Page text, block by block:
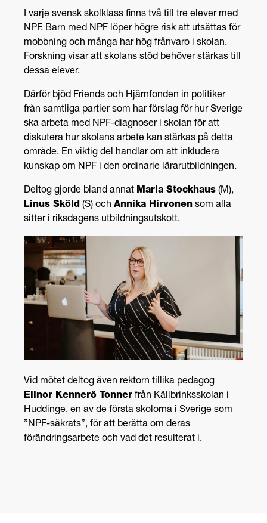
I varje svensk skolklass finns två till tre elever med
NPF. Barn med NPF löper högre risk att utsättas för
mobbning och många har hög frånvaro i skolan.
Forskning visar att skolans stöd behöver stärkas till
dessa elever.
Därför bjöd Friends och Hjärnfonden in politiker
från samtliga partier som har förslag för hur Sverige
ska arbeta med NPF-diagnoser i skolan för att
diskutera hur skolans arbete kan stärkas på detta
område. En viktig del handlar om att inkludera
kunskap om NPF i den ordinarie lärarutbildningen.
Deltog gjorde bland annat Maria Stockhaus (M),
Linus Sköld (S) och Annika Hirvonen som alla
sitter i riksdagens utbildningsutskott.
Vid mötet deltog även rektorn tillika pedagog
Elinor Kennerö Tonner från Källbrinksskolan i
Huddinge, en av de första skolorna i Sverige som
”NPF-säkrats”, för att berätta om deras
förändringsarbete och vad det resulterat i.